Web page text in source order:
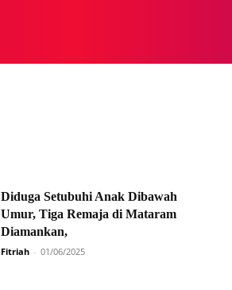
Diduga Setubuhi Anak Dibawah
Umur, Tiga Remaja di Mataram
Diamankan,
Fitriah - 01/06/2025